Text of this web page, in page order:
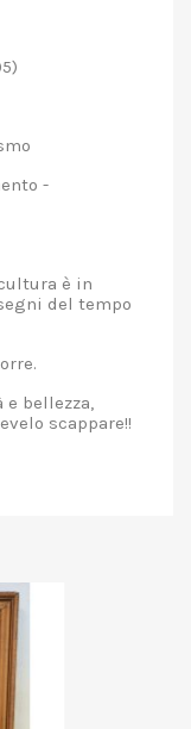
-
è in
del tempo
bellezza,
scappare!!